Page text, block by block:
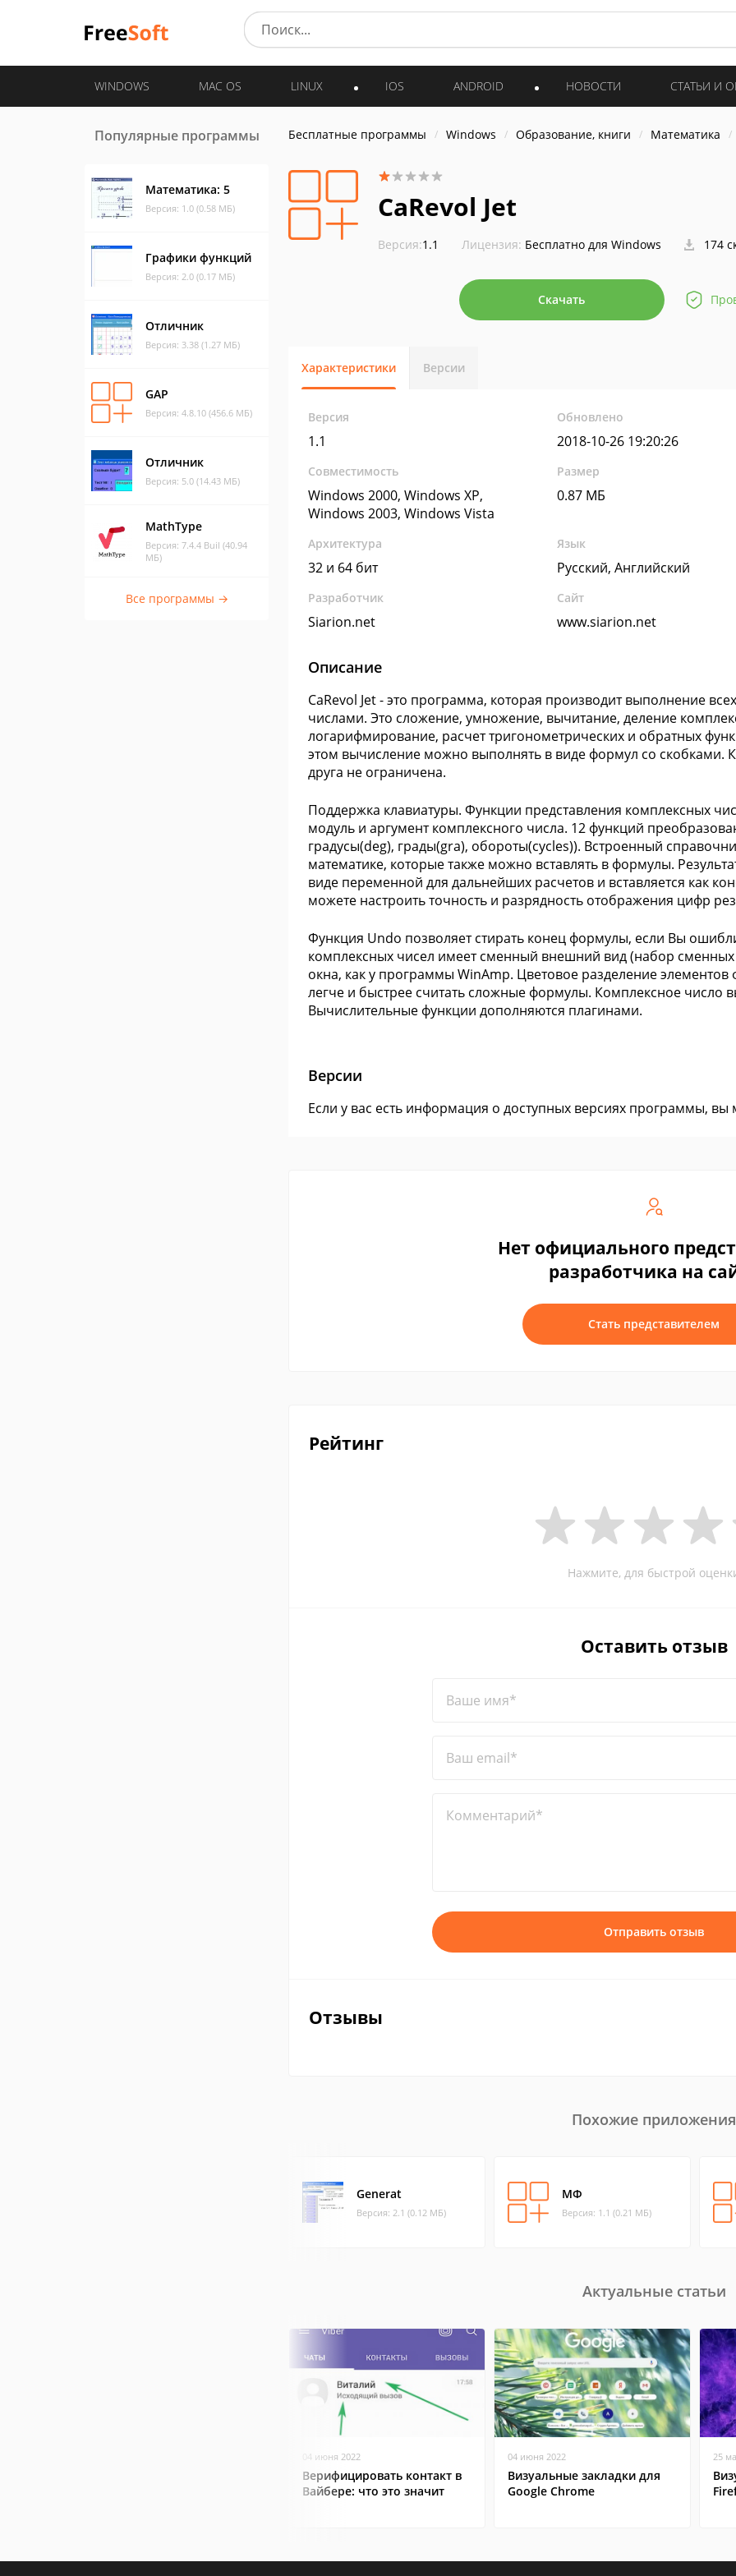
WINDOWS MAC OS LINUX IOS ANDROID НОВОСТИ СТАТЬИ И
Популярные программы
Математика: 5
Версия: 1.0 (0.58 МБ)
Графики функций
Версия: 2.0 (0.17 МБ)
Отличник
Версия: 3.38 (1.27 МБ)
GAP
Версия: 4.8.10 (456.6 МБ)
Отличник
Версия: 5.0 (14.43 МБ)
MathType
Версия: 7.4.4 Buil (40.94
МБ)
Все программы →
Бесплатные программы Windows Образование, книги Математика
CaRevol Jet
Версия:1.1 Лицензия: Бесплатно для Windows 174
Скачать
Характеристики Версии
Версия
1.1
Обновлено
2018-10-26 19:20:26
Совместимость
Windows 2000, Windows XP,
Windows 2003, Windows Vista
Размер
0.87 МБ
Архитектура
32 и 64 бит
Язык
Русский, Английский
Разработчик
Siarion.net
Сайт
www.siarion.net
Описание
CaRevol Jet - это программа, которая производит выполнение
числами. Это сложение, умножение, вычитание, деление
логарифмирование, расчет тригонометрических и обратных
этом вычисление можно выполнять в виде формул со скобками.
друга не ограничена.
Поддержка клавиатуры. Функции представления комплексных
модуль и аргумент комплексного числа. 12 функций
градусы(deg), грады(gra), обороты(cycles)). Встроенный
математике, которые также можно вставлять в формулы.
виде переменной для дальнейших расчетов и вставляется как
можете настроить точность и разрядность отображения цифр
Функция Undo позволяет стирать конец формулы, если Вы
комплексных чисел имеет сменный внешний вид (набор
окна, как у программы WinAmp. Цветовое разделение
легче и быстрее считать сложные формулы. Комплексное число
Вычислительные функции дополняются плагинами.
Версии
Если у вас есть информация о доступных версиях программы,
Нет официального
разработчика на
Стать представителем
Рейтинг
Нажмите, для быстрой
Оставить отзыв
Ваше имя*
Ваш email*
Комментарий*
Отправить отзыв
Отзывы
Похожие приложения
Generat
Версия: 2.1 (0.12 МБ)
МФ
Версия: 1.1 (0.21 МБ)
Актуальные статьи
04 июня 2022
Верифицировать контакт в
Вайбере: что это значит
04 июня 2022
Визуальные закладки для
Google Chrome
25